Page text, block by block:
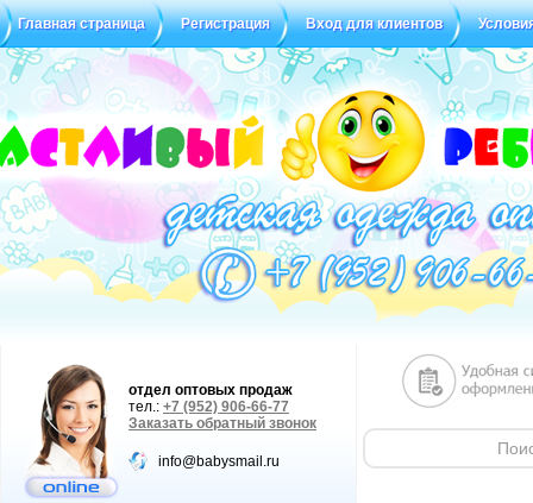
Главная страница Регистрация Вход для клиентов
Статус заказа Отзывы
отдел оптовых продаж
тел.: +7 (952) 906-66-77
Заказать обратный звонок
info@babysmail.ru